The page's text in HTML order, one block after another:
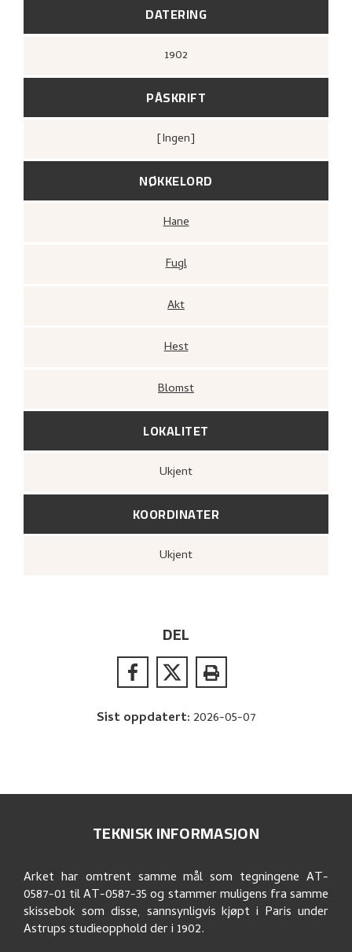
DATERING
1902
PÅSKRIFT
[ingen]
NØKKELORD
Hane
Fugl
Akt
Hest
Blomst
LOKALITET
Ukjent
KOORDINATER
Ukjent
DEL
Sist oppdatert: 2026-05-07
TEKNISK INFORMASJON
Arket har omtrent samme mål som tegningene AT-
0587-01 til AT-0587-35 og stammer muligens fra samme
skissebok som disse, sannsynligvis kjøpt i Paris under
Astrups studieopphold der i 1902.